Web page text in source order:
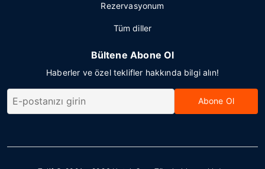
Rezervasyonum
Tüm diller
Bültene Abone Ol
Haberler ve özel teklifler hakkında bilgi alın!
Abone Ol